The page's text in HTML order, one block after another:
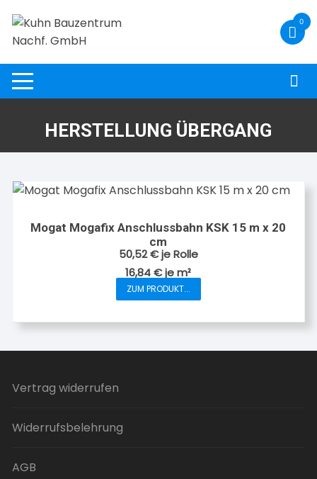
Inhalt
springen
0
HERSTELLUNG ÜBERGANG
Mogat Mogafix Anschlussbahn KSK 15 m x 20
cm
50,52€je Rolle
16,84€jem²
ZUM PRODUKT...
Vertrag widerrufen
Widerrufsbelehrung
AGB